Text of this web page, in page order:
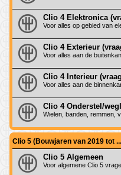
Clio 4 Elektronica
Voor alles op gebied van
Clio 4 Exterieur
Voor alles aan de
Clio 4 Interieur
Voor alles aan de
Clio 4 Onderstel/
Wielen, banden, remmen,
Clio 5 (Bouwjaren van 2019 tot
Clio 5 Algemeen
Voor algemene Clio 5